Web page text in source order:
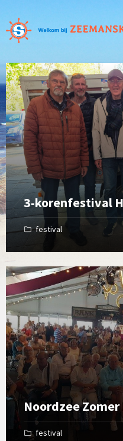
3-korenfestival
festival
Open
Gallery
Noordzee
festival
Open
Gallery